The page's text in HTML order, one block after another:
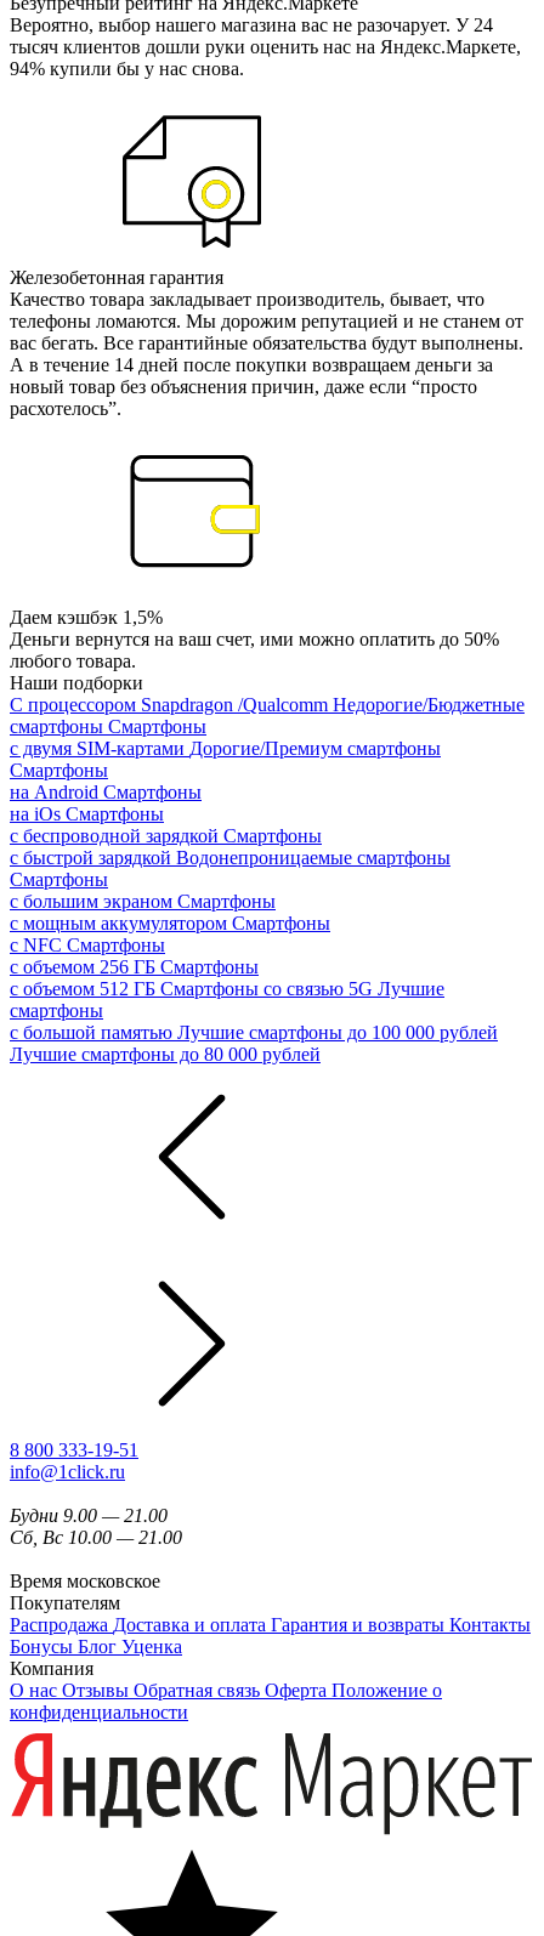
Вероятно, выбор нашего магазина вас не разочарует. У 24
тысяч клиентов дошли руки оценить нас на Яндекс.Маркете,
94% купили бы у нас снова.
Железобетонная гарантия
Качество товара закладывает производитель, бывает, что
телефоны ломаются. Мы дорожим репутацией и не станем от
вас бегать. Все гарантийные обязательства будут выполнены.
А в течение 14 дней после покупки возвращаем деньги за
новый товар без объяснения причин, даже если “просто
расхотелось”.
Даем кэшбэк 1,5%
Деньги вернутся на ваш счет, ими можно оплатить до 50%
любого товара.
Наши подборки
С процессором Snapdragon /Qualcomm Недорогие/Бюджетные
смартфоны Смартфоны
с двумя SIM-картами Дорогие/Премиум смартфоны
Смартфоны
на Android Смартфоны
на iOs Смартфоны
с беспроводной зарядкой Смартфоны
с быстрой зарядкой Водонепроницаемые смартфоны
Смартфоны
с большим экраном Смартфоны
с мощным аккумулятором Смартфоны
с NFC Смартфоны
с объемом 256 ГБ Смартфоны
с объемом 512 ГБ Смартфоны со связью 5G Лучшие
смартфоны
с большой памятью Лучшие смартфоны до 100 000 рублей
Лучшие смартфоны до 80 000 рублей
8 800 333-19-51
info@1click.ru
Будни 9.00 — 21.00
Сб, Вс 10.00 — 21.00
Время московское
Покупателям
Распродажа Доставка и оплата Гарантия и возвраты Контакты
Бонусы Блог Уценка
Компания
О нас Отзывы Обратная связь Оферта Положение о
конфиденциальности